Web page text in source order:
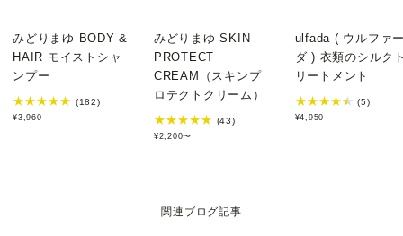
みどりまゆ BODY &
HAIR モイストシャ
ンプー
(182)
¥3,960
みどりまゆ SKIN
PROTECT
CREAM（スキンプ
ロテクトクリーム）
(43)
¥2,200〜
ulfada ( ウルファ
ダ ) 衣類のシルク
リートメント
(5)
¥4,950
関連ブログ記事